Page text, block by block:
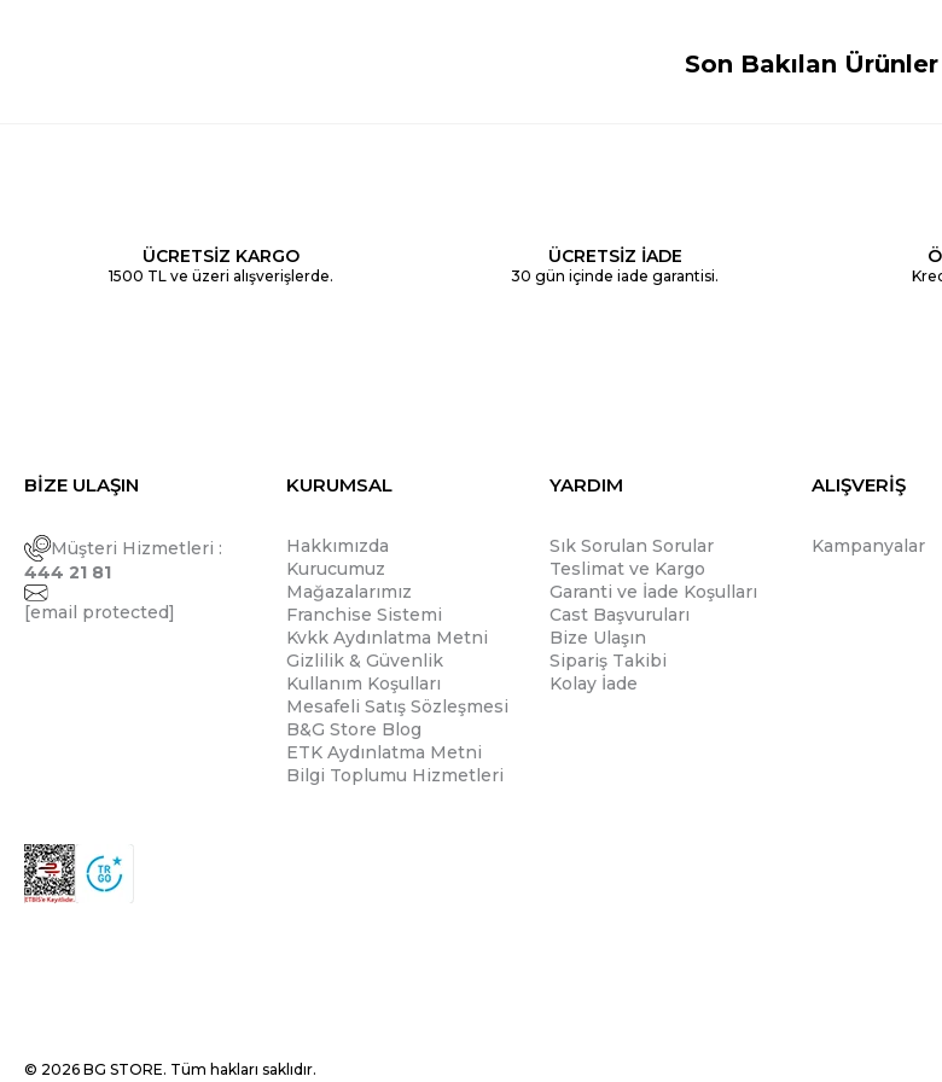
Son Bakılan Ürünler
ÜCRETSİZ KARGO
1500 TL ve üzeri alışverişlerde.
ÜCRETSİZ İADE
30 gün içinde iade garantisi.
BİZE ULAŞIN
Müşteri Hizmetleri :
444 21 81
[email protected]
KURUMSAL
Hakkımızda
Kurucumuz
Mağazalarımız
Franchise Sistemi
Kvkk Aydınlatma Metni
Gizlilik & Güvenlik
Kullanım Koşulları
Mesafeli Satış Sözleşmesi
B&G Store Blog
ETK Aydınlatma Metni
Bilgi Toplumu Hizmetleri
YARDIM
Sık Sorulan Sorular
Teslimat ve Kargo
Garanti ve İade Koşulları
Cast Başvuruları
Bize Ulaşın
Sipariş Takibi
Kolay İade
ALIŞVERİŞ
Kampanyalar
© 2026 BG STORE. Tüm hakları saklıdır.